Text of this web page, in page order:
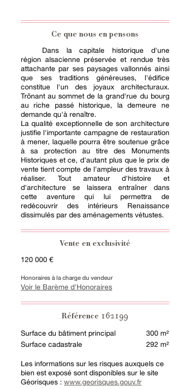
Ce que nous en pensons
Dans la capitale historique d'une
région alsacienne préservée et rendue très
attachante par ses paysages vallonnés ainsi
que ses traditions généreuses, l'édifice
constitue l'un des joyaux architecturaux.
Trônant au sommet de la grand'rue du bourg
au riche passé historique, la demeure ne
demande qu'à renaître.
La qualité exceptionnelle de son architecture
justifie l'importante campagne de restauration
à mener, laquelle pourra être soutenue grâce
à sa protection au titre des Monuments
Historiques et ce, d'autant plus que le prix de
vente tient compte de l'ampleur des travaux à
réaliser. Tout amateur d'histoire et
d'architecture se laissera entraîner dans
cette aventure qui lui permettra de
redécouvrir des intérieurs Renaissance
dissimulés par des aménagements vétustes.
Vente en exclusivité
120 000 €
Honoraires à la charge du vendeur
Voir le Barème d'Honoraires
Référence 162199
Surface du bâtiment principal
300 m²
Surface cadastrale
292 m²
Les informations sur les risques auxquels ce
bien est exposé sont disponibles sur le site
Géorisques : www.georisques.gouv.fr